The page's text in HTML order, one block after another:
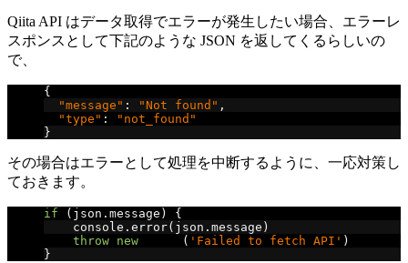
Qiita API はデータ取得でエラーが発生したい場合、エラーレ
スポンスとして下記のような JSON を返してくるらしいの
で、
{
"message" : "Not found" ,
"type" :
"not_found"
}
その場合はエラーとして処理を中断するように、一応対策し
ておきます。
if ( json . message )
{
    console
. error( json . message )
throw new ( 'Failed to fetch API' )
}